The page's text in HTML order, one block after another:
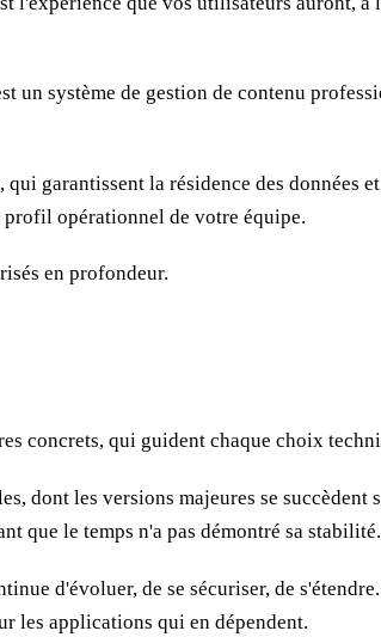
un système de gestion de contenu
garantissent la résidence des données
opérationnel de votre équipe.
en profondeur.
concrets, qui guident chaque choix
les versions majeures se succèdent
que le temps n'a pas démontré sa stabilité.
d'évoluer, de se sécuriser, de
les applications qui en dépendent.